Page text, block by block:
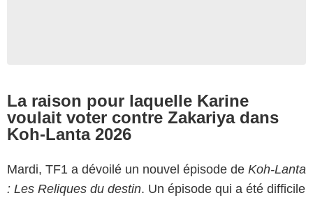
La raison pour laquelle Karine
voulait voter contre Zakariya dans
Koh-Lanta 2026
Mardi, TF1 a dévoilé un nouvel épisode de Koh-Lanta
: Les Reliques du destin. Un épisode qui a été difficile